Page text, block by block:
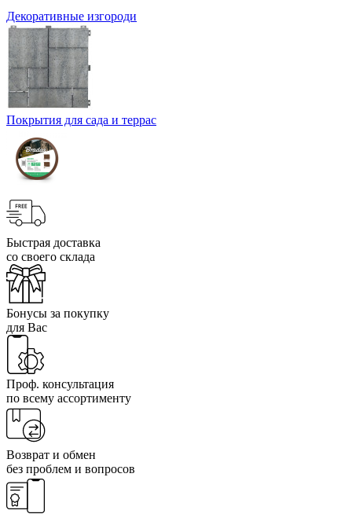
Декоративные изгороди
Покрытия для сада и террас
Быстрая доставка
со своего склада
Бонусы за покупку
для Вас
Проф. консультация
по всему ассортименту
Возврат и обмен
без проблем и вопросов